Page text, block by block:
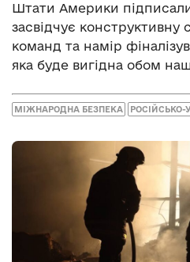
Штати Америки
засвідчує конструктивну
команд та намір
яка буде вигідна обом
МІЖНАРОДНА БЕЗПЕКА РОСІЙСЬКО-